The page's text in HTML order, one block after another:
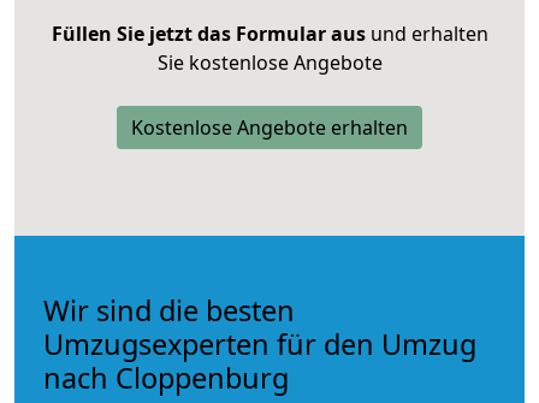
Füllen Sie jetzt das Formular ausund erhalten
Sie kostenlose Angebote
Kostenlose Angebote erhalten
Wir sind die besten
Umzugsexperten für den Umzug
nach Cloppenburg